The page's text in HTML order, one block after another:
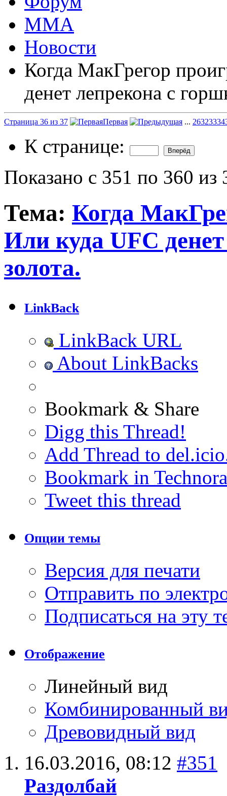
ММА
Новости
Когда МакГрегор
денет лепрекона с
Страница 36 из 37 Первая ... 26323334
К странице:
Показано с 351 по 360 из
Тема: Когда
Или куда UFC
золота.
LinkBack
LinkBack URL
About LinkBacks
Bookmark & Share
Digg this Thread!
Add Thread to
Bookmark in
Tweet this thread
Опции темы
Версия для печати
Отправить по
Подписаться на эту
Отображение
Линейный вид
Комбинированный
Древовидный вид
16.03.2016, 08:12 #351
Раздолбай